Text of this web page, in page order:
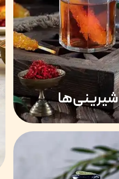
شیرینی‌ها